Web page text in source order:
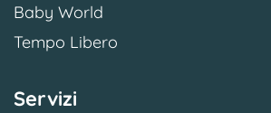
Baby World
Tempo Libero
Servizi